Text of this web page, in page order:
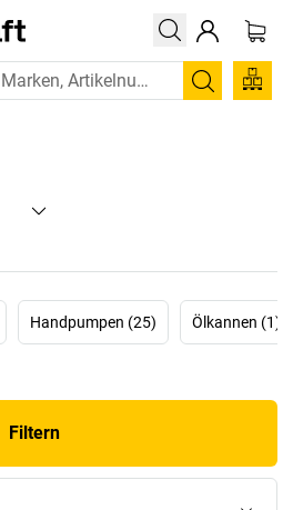
Suchen
Handpumpen (25) Ölkannen (1)
Filtern